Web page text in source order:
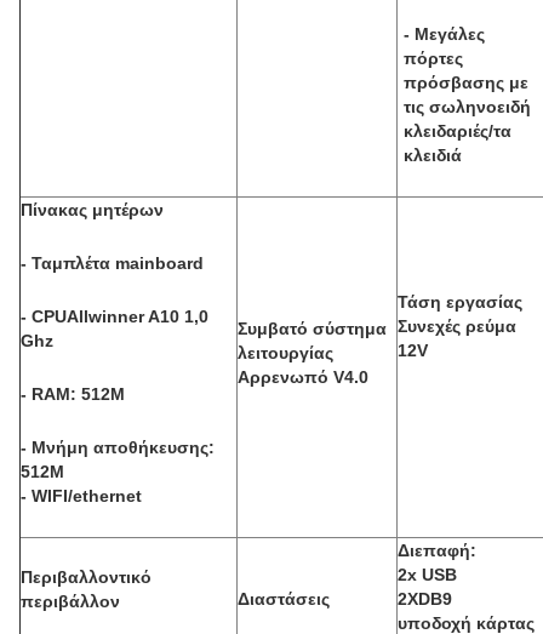
- Μεγάλες
πόρτες
πρόσβασης με
τις σωληνοειδή
κλειδαριές/τα
κλειδιά
Πίνακας μητέρων
- Ταμπλέτα mainboard
- CPUAllwinner A10 1,0
Ghz
- RAM: 512M
- Μνήμη αποθήκευσης:
512M
- WIFI/ethernet
Συμβατό σύστημα
λειτουργίας
Αρρενωπό V4.0
Τάση εργασίας
Συνεχές ρεύμα
12V
Περιβαλλοντικό
περιβάλλον
Διαστάσεις
Διεπαφή:
2x USB
2XDB9
υποδοχή κάρτας